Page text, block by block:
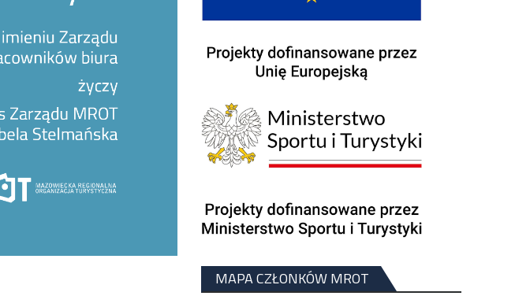
MAPA CZŁONKÓW MROT